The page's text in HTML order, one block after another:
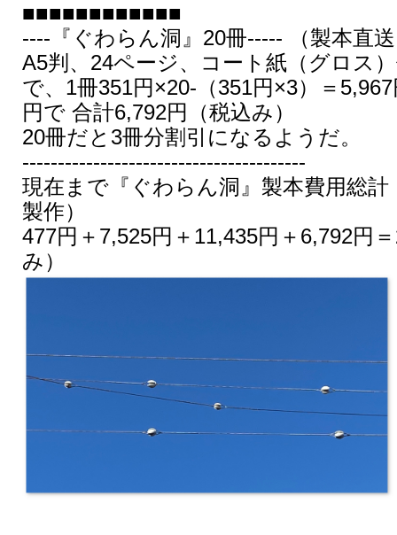
■■■■■■■■■■■■
----『ぐわらん洞』20冊----- （製本直
A5判、24ページ、コート紙（グロス
で、1冊351円×20-（351円×3）＝
円で 合計6,792円（税込み）
20冊だと3冊分割引になるようだ。
----------------------------------------
現在まで『ぐわらん洞』製本費用総計
製作）
477円＋7,525円＋11,435円＋6,792円
み）